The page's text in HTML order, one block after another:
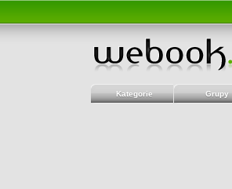
Kategorie Grupy